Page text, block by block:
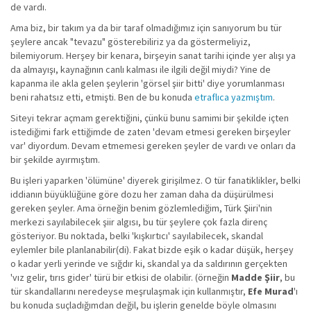
de vardı.
Ama biz, bir takım ya da bir taraf olmadığımız için sanıyorum bu tür
şeylere ancak "tevazu" gösterebiliriz ya da göstermeliyiz,
bilemiyorum. Herşey bir kenara, birşeyin sanat tarihi içinde yer alışı ya
da almayışı, kaynağının canlı kalması ile ilgili değil miydi? Yine de
kapanma ile akla gelen şeylerin 'görsel şiir bitti' diye yorumlanması
beni rahatsız etti, etmişti. Ben de bu konuda etraflıca yazmıştım.
Siteyi tekrar açmam gerektiğini, çünkü bunu samimi bir şekilde içten
istediğimi fark ettiğimde de zaten 'devam etmesi gereken birşeyler
var' diyordum. Devam etmemesi gereken şeyler de vardı ve onları da
bir şekilde ayırmıştım.
Bu işleri yaparken 'ölümüne' diyerek girişilmez. O tür fanatiklikler, belki
iddianın büyüklüğüne göre dozu her zaman daha da düşürülmesi
gereken şeyler. Ama örneğin benim gözlemlediğim, Türk Şiiri'nin
merkezi sayılabilecek şiir algısı, bu tür şeylere çok fazla direnç
gösteriyor. Bu noktada, belki 'kışkırtıcı' sayılabilecek, skandal
eylemler bile planlanabilir(di). Fakat bizde eşik o kadar düşük, herşey
o kadar yerli yerinde ve sığdır ki, skandal ya da saldırının gerçekten
'vız gelir, tırıs gider' türü bir etkisi de olabilir. (örneğin Madde Şiir, bu
tür skandallarını neredeyse meşrulaşmak için kullanmıştır, Efe Murad'ı
bu konuda suçladığımdan değil, bu işlerin genelde böyle olmasını